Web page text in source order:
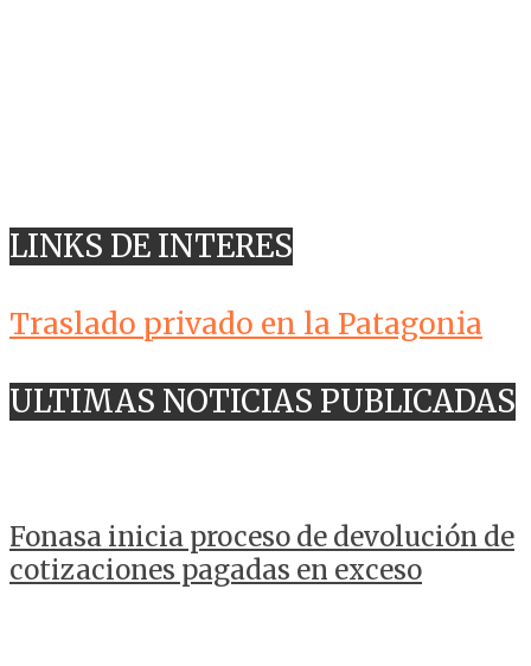
LINKS DE INTERES
Traslado privado en la Patagonia
ULTIMAS NOTICIAS PUBLICADAS
Fonasa inicia proceso de devolución de
cotizaciones pagadas en exceso